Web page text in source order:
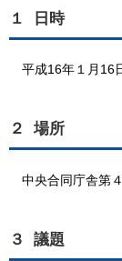
１ 日時
平成16年１月16
２ 場所
中央合同庁舎第
３ 議題